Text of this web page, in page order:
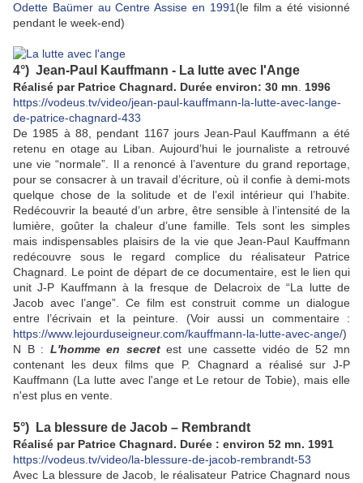
Odette Baümer au Centre Assise en 1991 (le film a été visionné
pendant le week-end)
4°) Jean-Paul Kauffmann - La lutte avec l'Ange
Réalisé par Patrice Chagnard. Durée environ: 30 mn
1996
https://vodeus.tv/video/jean-paul-kauffmann-la-lutte-avec-lange-
de-patrice-chagnard-433
De 1985 à 88, pendant 1167 jours Jean-Paul Kauffmann a été
retenu en otage au Liban. Aujourd’hui le journaliste a retrouvé
une vie “normale”. Il a renoncé à l’aventure du grand reportage,
pour se consacrer à un travail d’écriture, où il confie à demi-mots
quelque chose de la solitude et de l’exil intérieur qui l’habite.
Redécouvrir la beauté d’un arbre, être sensible à l’intensité de la
lumière, goûter la chaleur d’une famille. Tels sont les simples
mais indispensables plaisirs de la vie que Jean-Paul Kauffmann
redécouvre sous le regard complice du réalisateur Patrice
Chagnard. Le point de départ de ce documentaire, est le lien qui
unit J-P Kauffmann à la fresque de Delacroix de “La lutte de
Jacob avec l’ange”. Ce film est construit comme un dialogue
entre l’écrivain et la peinture. (Voir aussi un commentaire :
https://www.lejourduseigneur.com/kauffmann-la-lutte-avec-ange/)
N B : L'homme en secretest une cassette vidéo de 52 mn
contenant les deux films que P. Chagnard a réalisé sur J-P
Kauffmann (La lutte avec l'ange et Le retour de Tobie), mais elle
n'est plus en vente.
5°) La blessure de Jacob – Rembrandt
Réalisé par Patrice Chagnard. Durée : environ 52 mn. 1991
https://vodeus.tv/video/la-blessure-de-jacob-rembrandt-53
Avec La blessure de Jacob, le réalisateur Patrice Chagnard nous